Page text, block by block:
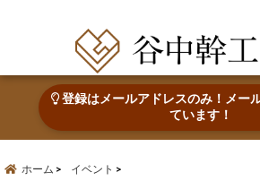
登録はメールアドレスのみ！メー
ています！
ホーム イベント